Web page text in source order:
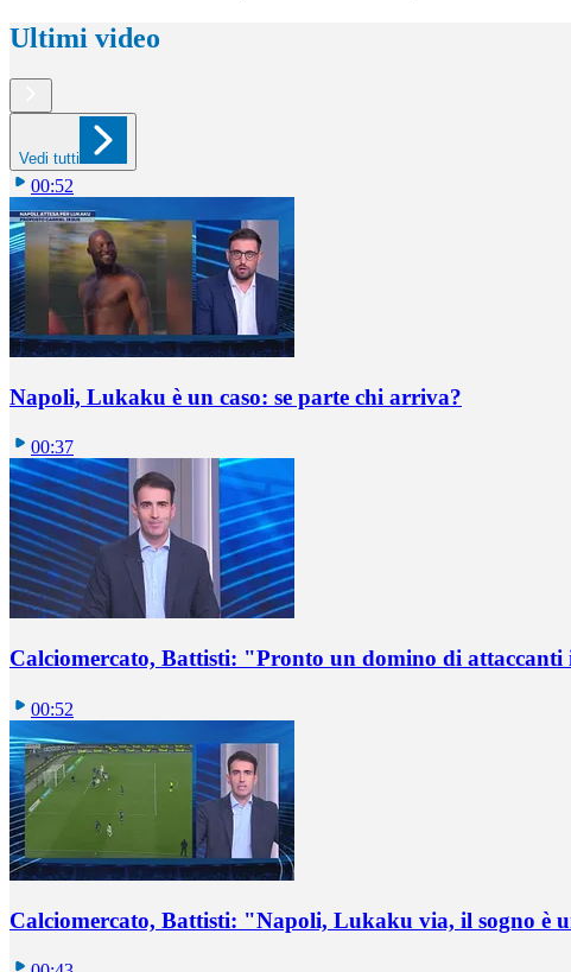
Ultimi video
Vedi tutti
00:52
Napoli, Lukaku è un caso: se parte chi arriva?
00:37
Calciomercato, Battisti: "Pronto un domino di attaccanti
00:52
Calciomercato, Battisti: "Napoli, Lukaku via, il sogno è